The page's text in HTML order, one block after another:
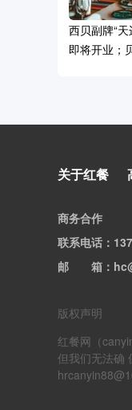
西贝副牌“
即将开业；
关于红餐
商务合作
联系电话 ：
邮箱
：
版权声明
红餐网（
但我们无法确